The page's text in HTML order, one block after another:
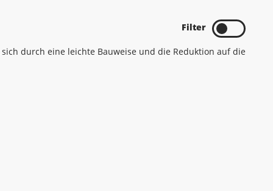
Filter
durch eine leichte Bauweise und die Reduktion auf die